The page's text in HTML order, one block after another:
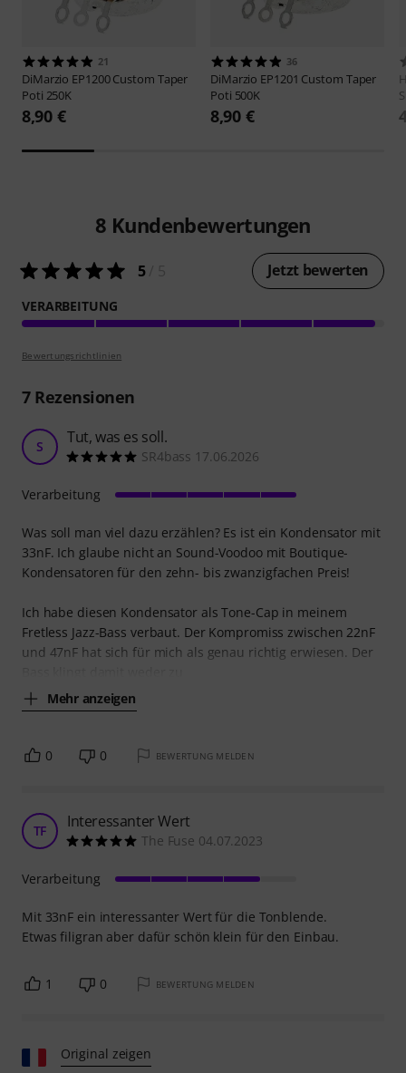
21
DiMarzio EP1200 Custom Taper
Poti 250K
8,90 €
36
DiMarzio EP1201 Custom Taper
Poti 500K
8,90 €
8 Kundenbewertungen
5/ 5 Jetzt bewerten
VERARBEITUNG
Bewertungsrichtlinien
7Rezensionen
S Tut, was es soll.
SR4bass 17.06.2026
Was soll man viel dazu erzählen? Es ist ein Kondensator mit
33nF. Ich glaube nicht an Sound-Voodoo mit Boutique-
Kondensatoren für den zehn- bis zwanzigfachen Preis!
Ich habe diesen Kondensator als Tone-Cap in meinem
Fretless Jazz-Bass verbaut. Der Kompromiss zwischen 22nF
und 47nF hat sich für mich als genau richtig erwiesen. Der
Mehr anzeigen
Verarbeitung
0 0 BEWERTUNG MELDEN
TF Interessanter Wert
The Fuse 04.07.2023
Mit 33nF ein interessanter Wert für die Tonblende.
Etwas filigran aber dafür schön klein für den Einbau.
Verarbeitung
1 0 BEWERTUNG MELDEN
Original zeigen